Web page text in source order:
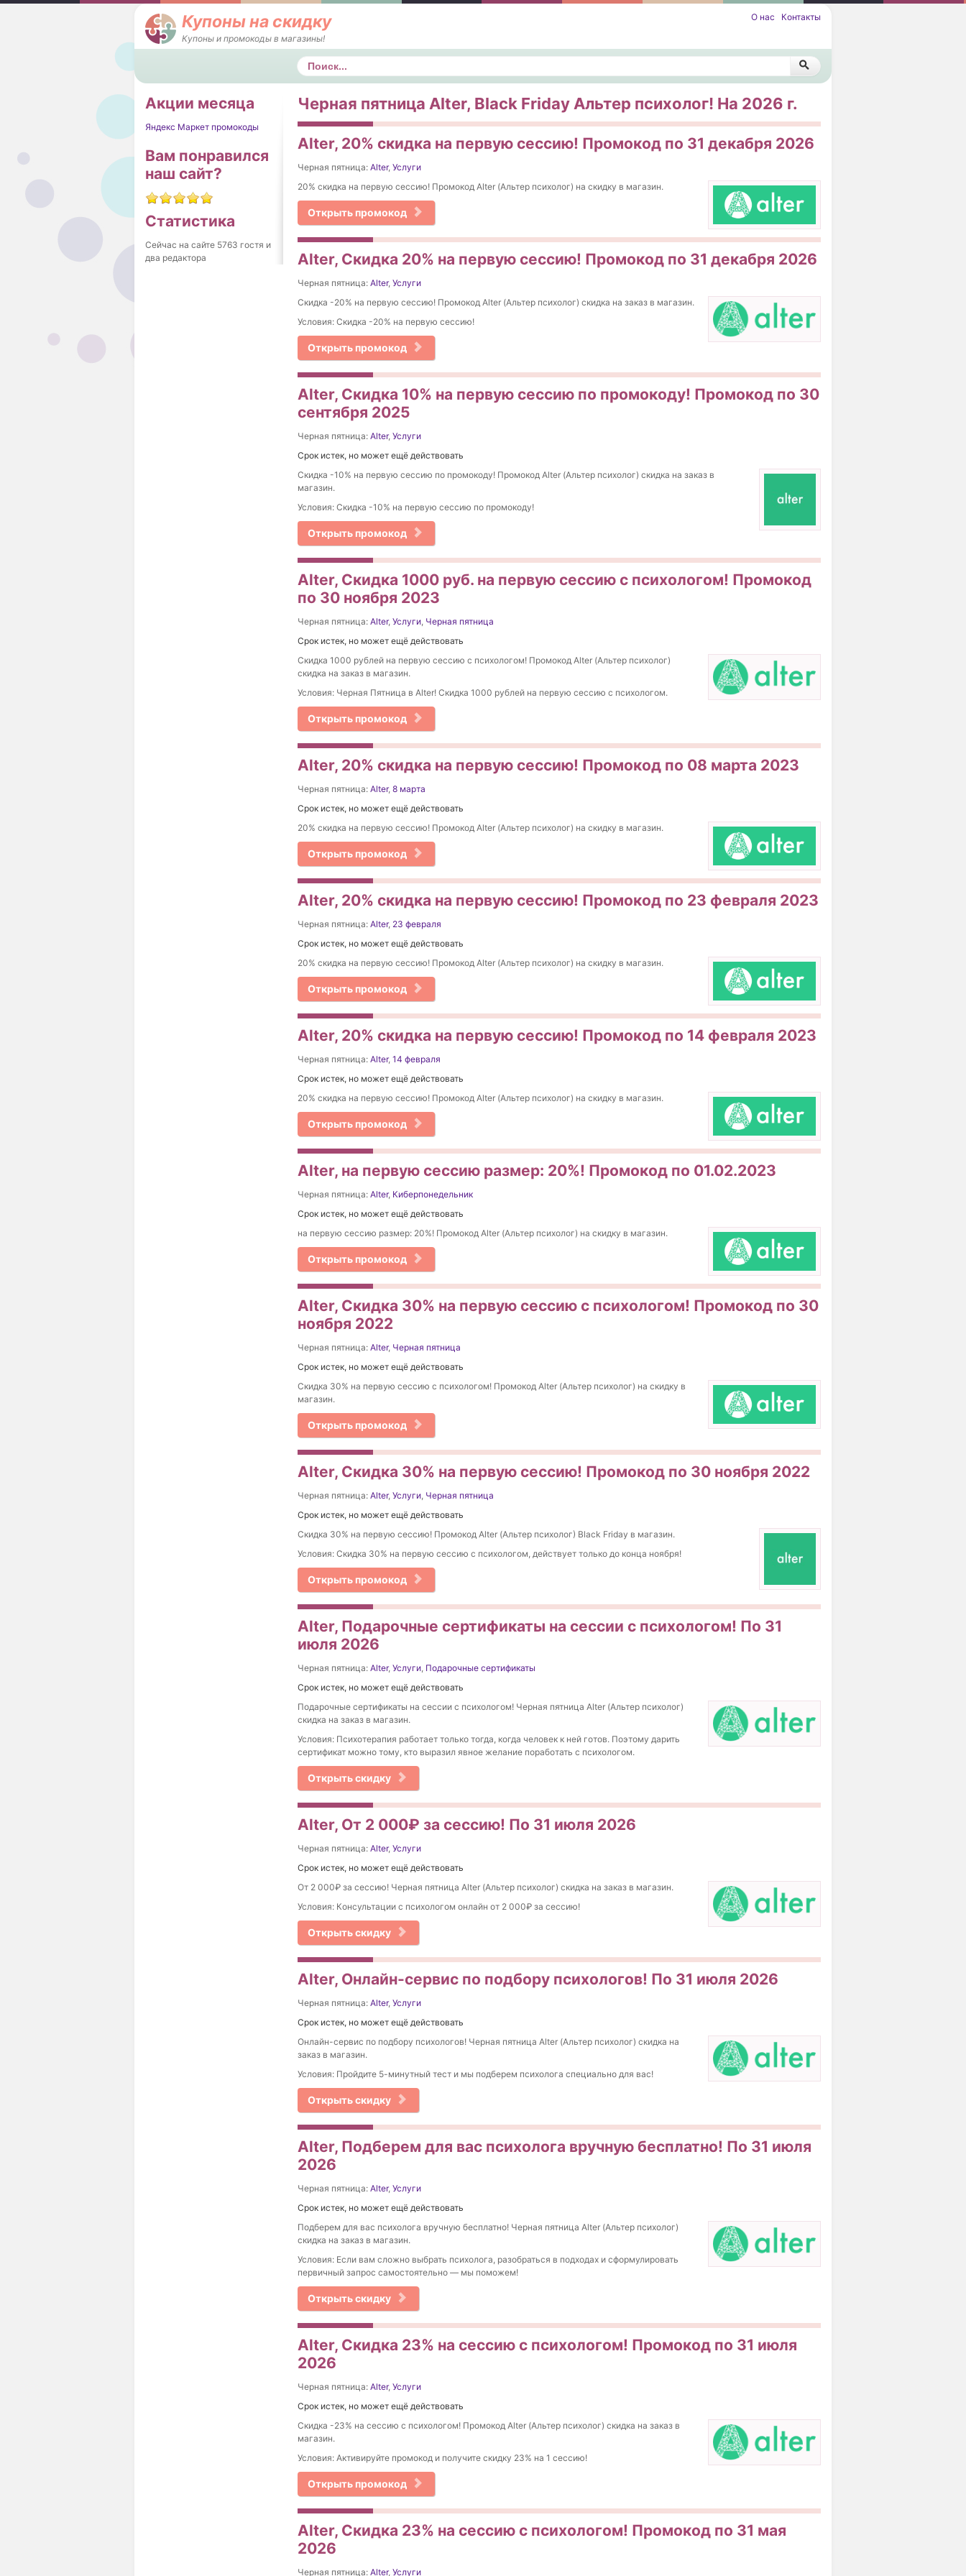
Купоны на скидку
Купоны и промокоды в магазины!
О нас Контакты
Поиск
Акции месяца
Яндекс Маркет промокоды
Вам понравился
наш сайт?
Статистика
Сейчас на сайте 5763 гостя и
два редактора
Черная пятница Alter, Black Friday Альтер психолог! На 2026 г.
Alter, 20% скидка на первую сессию! Промокод по 31 декабря 2026
Черная пятница: Alter, Услуги
20% скидка на первую сессию! Промокод Alter (Альтер психолог) на скидку в магазин.
Открыть промокод
Alter, Скидка 20% на первую сессию! Промокод по 31 декабря 2026
Черная пятница: Alter, Услуги
Скидка -20% на первую сессию! Промокод Alter (Альтер психолог) скидка на заказ в магазин.
Условия: Скидка -20% на первую сессию!
Открыть промокод
Alter, Скидка 10% на первую сессию по промокоду! Промокод по 30
сентября 2025
Черная пятница: Alter, Услуги
Срок истек, но может ещё действовать
Скидка -10% на первую сессию по промокоду! Промокод Alter (Альтер психолог) скидка на заказ в
магазин.
Условия: Скидка -10% на первую сессию по промокоду!
Открыть промокод
Alter, Cкидка 1000 руб. на первую сессию с психологом! Промокод
по 30 ноября 2023
Черная пятница: Alter, Услуги, Черная пятница
Срок истек, но может ещё действовать
Cкидка 1000 рублей на первую сессию с психологом! Промокод Alter (Альтер психолог)
скидка на заказ в магазин.
Условия: Черная Пятница в Alter! Cкидка 1000 рублей на первую сессию с психологом.
Открыть промокод
Alter, 20% скидка на первую сессию! Промокод по 08 марта 2023
Черная пятница: Alter, 8 марта
Срок истек, но может ещё действовать
20% скидка на первую сессию! Промокод Alter (Альтер психолог) на скидку в магазин.
Открыть промокод
Alter, 20% скидка на первую сессию! Промокод по 23 февраля 2023
Черная пятница: Alter, 23 февраля
Срок истек, но может ещё действовать
20% скидка на первую сессию! Промокод Alter (Альтер психолог) на скидку в магазин.
Открыть промокод
Alter, 20% скидка на первую сессию! Промокод по 14 февраля 2023
Черная пятница: Alter, 14 февраля
Срок истек, но может ещё действовать
20% скидка на первую сессию! Промокод Alter (Альтер психолог) на скидку в магазин.
Открыть промокод
Alter, на первую сессию размер: 20%! Промокод по 01.02.2023
Черная пятница: Alter, Киберпонедельник
Срок истек, но может ещё действовать
на первую сессию размер: 20%! Промокод Alter (Альтер психолог) на скидку в магазин.
Открыть промокод
Alter, Скидка 30% на первую сессию с психологом! Промокод по 30
ноября 2022
Черная пятница: Alter, Черная пятница
Срок истек, но может ещё действовать
Скидка 30% на первую сессию с психологом! Промокод Alter (Альтер психолог) на скидку в
магазин.
Открыть промокод
Alter, Скидка 30% на первую сессию! Промокод по 30 ноября 2022
Черная пятница: Alter, Услуги, Черная пятница
Срок истек, но может ещё действовать
Скидка 30% на первую сессию! Промокод Alter (Альтер психолог) Black Friday в магазин.
Условия: Скидка 30% на первую сессию с психологом, действует только до конца ноября!
Открыть промокод
Alter, Подарочные сертификаты на сессии с психологом! По 31
июля 2026
Черная пятница: Alter, Услуги, Подарочные сертификаты
Срок истек, но может ещё действовать
Подарочные сертификаты на сессии с психологом! Черная пятница Alter (Альтер психолог)
скидка на заказ в магазин.
Условия: Психотерапия работает только тогда, когда человек к ней готов. Поэтому дарить
сертификат можно тому, кто выразил явное желание поработать с психологом.
Открыть скидку
Alter, От 2 000₽ за сессию! По 31 июля 2026
Черная пятница: Alter, Услуги
Срок истек, но может ещё действовать
От 2 000₽ за сессию! Черная пятница Alter (Альтер психолог) скидка на заказ в магазин.
Условия: Консультации с психологом онлайн от 2 000₽ за сессию!
Открыть скидку
Alter, Онлайн-сервис по подбору психологов! По 31 июля 2026
Черная пятница: Alter, Услуги
Срок истек, но может ещё действовать
Онлайн-сервис по подбору психологов! Черная пятница Alter (Альтер психолог) скидка на
заказ в магазин.
Условия: Пройдите 5-минутный тест и мы подберем психолога специально для вас!
Открыть скидку
Alter, Подберем для вас психолога вручную бесплатно! По 31 июля
2026
Черная пятница: Alter, Услуги
Срок истек, но может ещё действовать
Подберем для вас психолога вручную бесплатно! Черная пятница Alter (Альтер психолог)
скидка на заказ в магазин.
Условия: Если вам сложно выбрать психолога, разобраться в подходах и сформулировать
первичный запрос самостоятельно — мы поможем!
Открыть скидку
Alter, Скидка 23% на сессию с психологом! Промокод по 31 июля
2026
Черная пятница: Alter, Услуги
Срок истек, но может ещё действовать
Скидка -23% на сессию с психологом! Промокод Alter (Альтер психолог) скидка на заказ в
магазин.
Условия: Активируйте промокод и получите скидку 23% на 1 сессию!
Открыть промокод
Alter, Скидка 23% на сессию с психологом! Промокод по 31 мая
2026
Черная пятница: Alter, Услуги